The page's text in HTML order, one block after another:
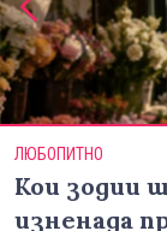
ЛЮБОПИТНО
Кои зодии
изненада